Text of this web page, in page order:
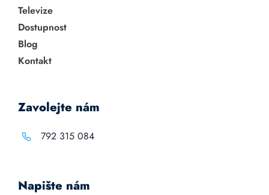
Televize
Dostupnost
Blog
Kontakt
Zavolejte nám
792 315 084
Napište nám